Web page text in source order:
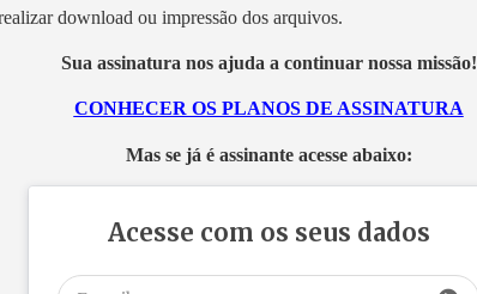
download ou impressão dos arquivos.
Sua assinatura nos ajuda a continuar nossa missão!
CONHECER OS PLANOS DE ASSINATURA
Mas se já é assinante acesse abaixo:
Acesse com os seus dados